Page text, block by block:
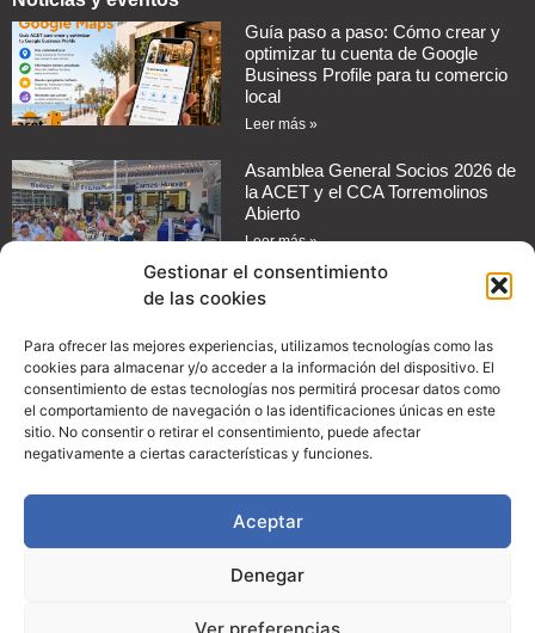
Gestionar el consentimiento
de las cookies
Para ofrecer las mejores experiencias, utilizamos tecnologías como las
cookies para almacenar y/o acceder a la información del dispositivo. El
consentimiento de estas tecnologías nos permitirá procesar datos como
el comportamiento de navegación o las identificaciones únicas en este
sitio. No consentir o retirar el consentimiento, puede afectar
negativamente a ciertas características y funciones.
Aceptar
Denegar
Ver preferencias
Guía paso a paso: Cómo crear y
optimizar tu cuenta de Google
Business Profile para tu comercio
local
Leer más »
Asamblea General Socios 2026 de
la ACET y el CCA Torremolinos
Abierto
Leer más »
Cómo automatizar mensajes de
tu negocio
Leer más »
Guía práctica: Cómo configurar
promociones en Instagram para
comercio
Leer más »